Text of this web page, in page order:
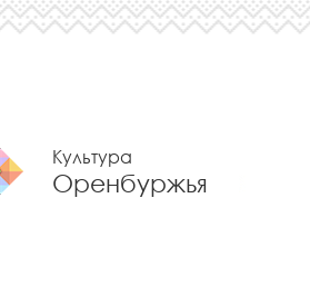
Культура
Оренбуржья